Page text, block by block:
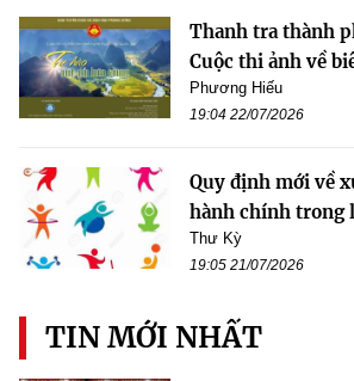
Thanh tra thành
Cuộc thi ảnh về
Phương Hiếu
19:04 22/07/2026
Quy định mới về
hành chính trong
Thư Kỳ
19:05 21/07/2026
TIN MỚI NHẤT